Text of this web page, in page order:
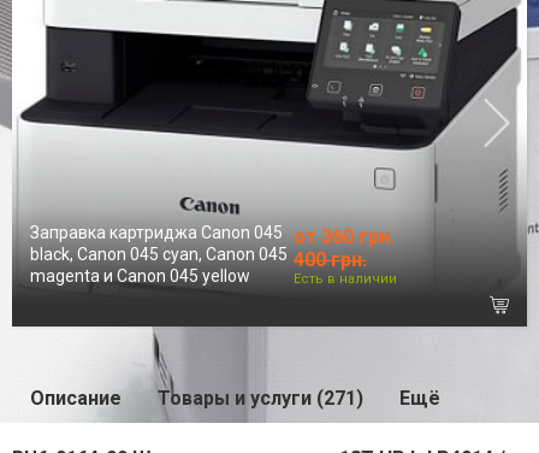
Заправка картриджа Canon 045
black, Canon 045 cyan, Canon 045
magenta и Canon 045 yellow
от 360 грн.
400 грн.
Есть в наличии
Описание Товары и услуги (271) Ещё